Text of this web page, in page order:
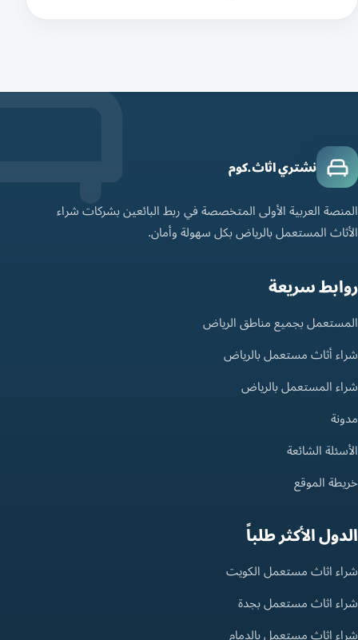
نشتري اثاث.كوم
المنصة العربية الأولى المتخصصة في ربط البائعين بشركات شراء
الأثاث المستعمل بالرياض بكل سهولة وأمان.
روابط سريعة
المستعمل بجميع مناطق الرياض
شراء أثاث مستعمل بالرياض
شراء المستعمل بالرياض
مدونة
الأسئلة الشائعة
خريطة الموقع
الدول الأكثر طلباً
شراء اثاث مستعمل الكويت
شراء اثاث مستعمل بجدة
شراء اثاث مستعمل بالدمام